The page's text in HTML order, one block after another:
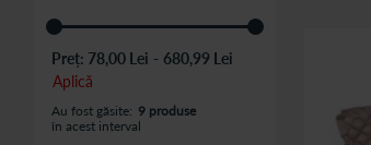
Preț: 78,00 Lei - 680,99 Lei
Aplică
Au fost găsite: 9 produse
în acest interval